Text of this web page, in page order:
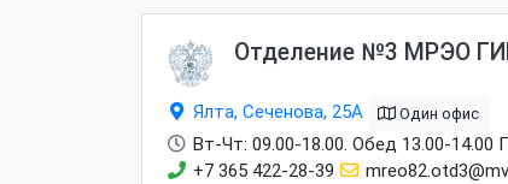
Отделение №3 МРЭО
Ялта, Сеченова, 25А Один офис
Вт-Чт: 09.00-18.00. Обед 13.00-
+7 365 422-28-39